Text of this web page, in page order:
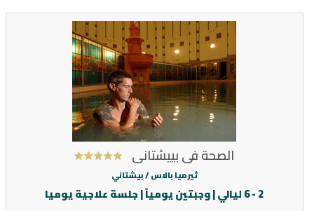
الصحة في بييشتاني
ثيرميا بالاس /بيشتاني
2 - 6 ليالي | وجبتين يومياً | جلسة علاجية يوميا